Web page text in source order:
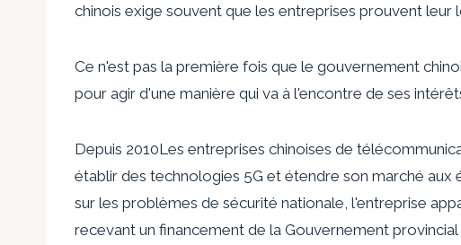
chinois exige souvent que les entreprises prouvent leur
Ce n'est pas la première fois que le gouvernement
pour agir d'une manière qui va à l'encontre de ses
Depuis 2010Les entreprises chinoises de
établir des technologies 5G et étendre son marché
sur les problèmes de sécurité nationale, l'entreprise
recevant un financement de la Gouvernement